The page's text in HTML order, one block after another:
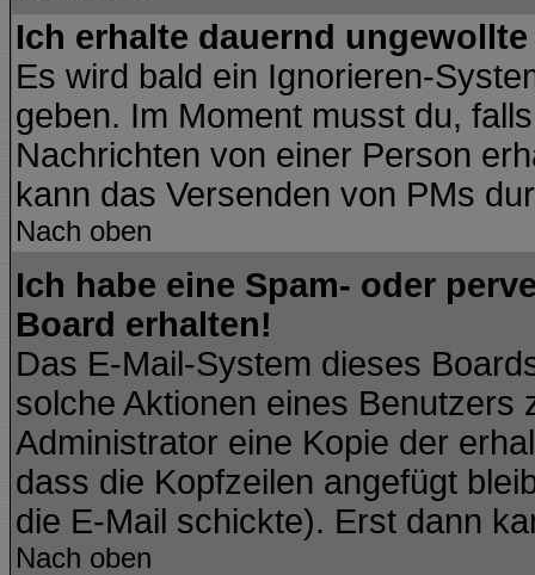
Ich erhalte dauernd ungewollte
Es wird bald ein Ignorieren-
geben. Im Moment musst du,
Nachrichten von einer Person
kann das Versenden von PMs
Nach oben
Ich habe eine Spam- oder
Board erhalten!
Das E-Mail-System dieses
solche Aktionen eines
Administrator eine Kopie der
dass die Kopfzeilen angefügt
die E-Mail schickte). Erst dann
Nach oben